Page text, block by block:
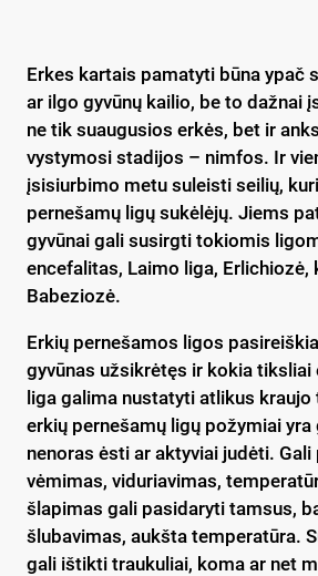
Erkes kartais pamatyti būna ypač
ar ilgo gyvūnų kailio, be to dažnai
ne tik suaugusios erkės, bet ir
vystymosi stadijos – nimfos. Ir
įsisiurbimo metu suleisti seilių,
pernešamų ligų sukėlėjų. Jiems
gyvūnai gali susirgti tokiomis
encefalitas, Laimo liga, Erlichiozė,
Babeziozė.
Erkių pernešamos ligos
gyvūnas užsikrėtęs ir kokia tiksliai
liga galima nustatyti atlikus kraujo
erkių pernešamų ligų požymiai yra
nenoras ėsti ar aktyviai judėti.
vėmimas, viduriavimas,
šlapimas gali pasidaryti tamsus,
šlubavimas, aukšta temperatūra.
gali ištikti traukuliai, koma ar net